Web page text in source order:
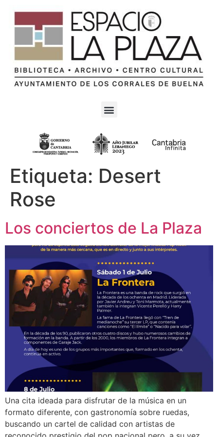
Etiqueta: Desert
Rose
Los conciertos de La Plaza
Una cita ideada para disfrutar de la música en un
formato diferente, con gastronomía sobre ruedas,
buscando un cartel de calidad con artistas de